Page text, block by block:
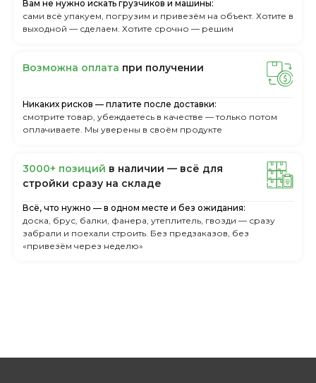
Вам не нужно искать грузчиков и машины:
сами всё упакуем, погрузим и привезём на объект. Хотите в
выходной — сделаем. Хотите срочно — решим
Boзмoжнa oплaтa пpи пoлучeнии
Никаких рисков — платите после доставки:
смотрите товар, убеждаетесь в качестве — только потом
оплачиваете. Мы уверены в своём продукте
3000+ пoзиций в нaличии — вcё для
cтpoйки cpaзу нa cклaдe
Всё, что нужно — в одном месте и без ожидания:
доска, брус, балки, фанера, утеплитель, гвозди — сразу
забрали и поехали строить. Без предзаказов, без
«привезём через неделю»